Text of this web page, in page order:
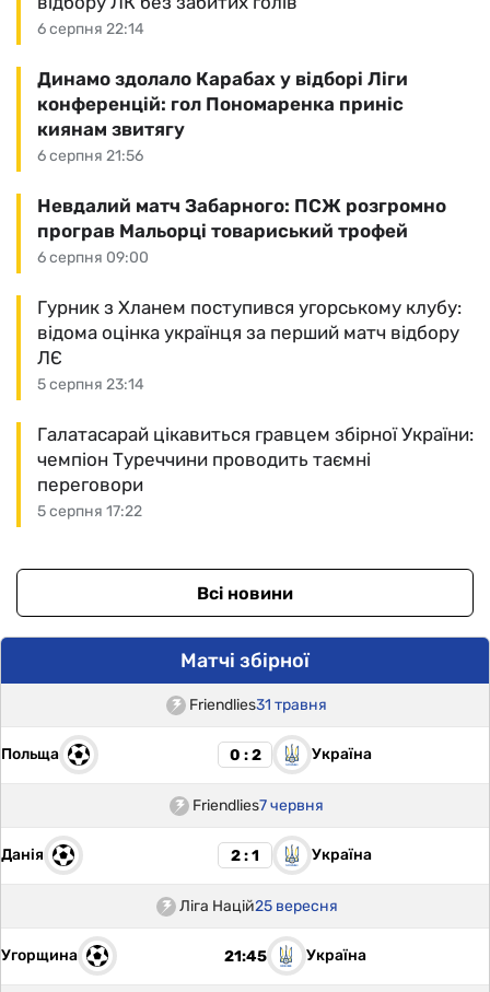
6 серпня 22:14
6 серпня 21:56
Динамо здолало Карабах у відборі Ліги
конференцій: гол Пономаренка приніс
киянам звитягу
6 серпня 09:00
Невдалий матч Забарного: ПСЖ розгромно
програв Мальорці товариський трофей
5 серпня 23:14
Гурник з Хланем поступився угорському клубу:
відома оцінка українця за перший матч відбору
ЛЄ
5 серпня 17:22
Галатасарай цікавиться гравцем збірної України:
чемпіон Туреччини проводить таємні
переговори
Всі новини
Матчі збірної
Friendlies31 травня
Польща 0 : 2 Україна
Friendlies7 червня
Данія 2 : 1 Україна
Ліга Націй25 вересня
Угорщина 21:45 Україна